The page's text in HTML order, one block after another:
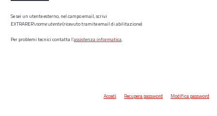
Se sei un utente esterno, nel campo email, scrivi
EXTRARER\nome utente(ricevuto tramite email di abilitazione)
Per problemi tecnici contatta l’assistenza informatica.
Accedi Recupera password Modifica password